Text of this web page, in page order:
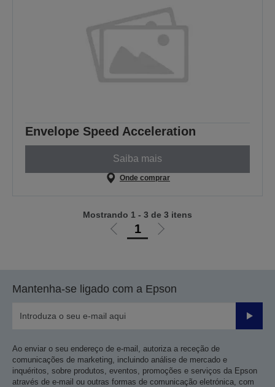
Envelope Speed Acceleration
Saiba mais
Onde comprar
Ir
anterior
1
Ir
página
Mostrando 1 - 3 de 3 itens
Mantenha-se ligado com a Epson
Enviar
Ao enviar o seu endereço de e-mail, autoriza a receção de
comunicações de marketing, incluindo análise de mercado e
inquéritos, sobre produtos, eventos, promoções e serviços da Epson
através de e-mail ou outras formas de comunicação eletrónica, com